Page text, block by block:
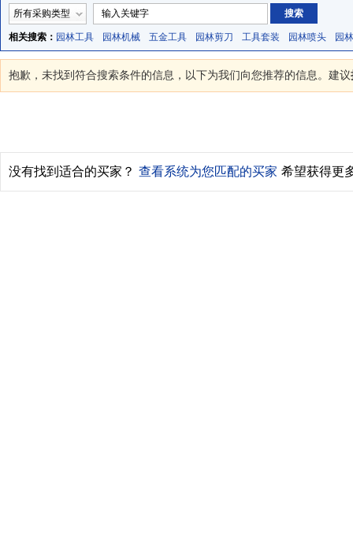
所有采购类型
相关搜索： 园林工具 园林机械 五金工具 园林剪刀 工具套装 园林喷头 园
抱歉，未找到符合搜索条件的信息，以下为我们向您推荐的信息。建议
没有找到适合的买家？ 查看系统为您匹配的买家 希望获得更